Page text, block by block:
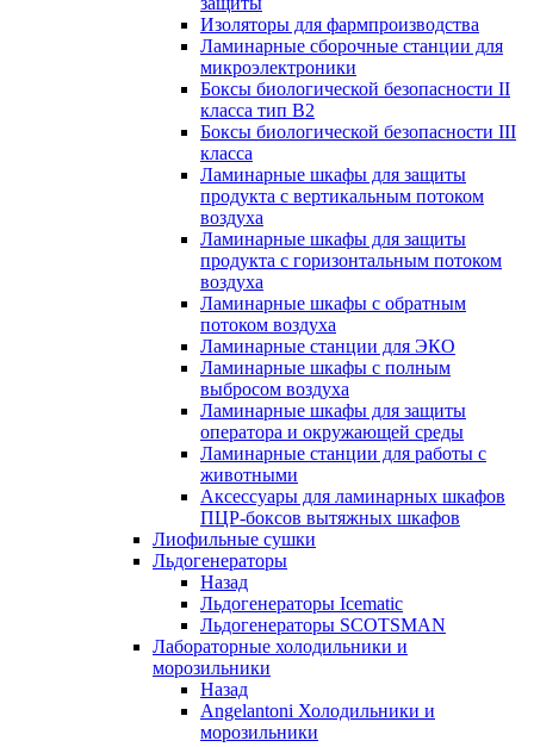
Изоляторы для фармпроизводства
Ламинарные сборочные станции для
микроэлектроники
Боксы биологической безопасности II
класса тип B2
Боксы биологической безопасности III
класса
Ламинарные шкафы для защиты
продукта с вертикальным потоком
воздуха
Ламинарные шкафы для защиты
продукта с горизонтальным потоком
воздуха
Ламинарные шкафы с обратным
потоком воздуха
Ламинарные станции для ЭКО
Ламинарные шкафы с полным
выбросом воздуха
Ламинарные шкафы для защиты
оператора и окружающей среды
Ламинарные станции для работы с
животными
Аксессуары для ламинарных шкафов
ПЦР-боксов вытяжных шкафов
Лиофильные сушки
Льдогенераторы
Назад
Льдогенераторы Icematic
Льдогенераторы SCOTSMAN
Лабораторные холодильники и
морозильники
Назад
Angelantoni Холодильники и
морозильники